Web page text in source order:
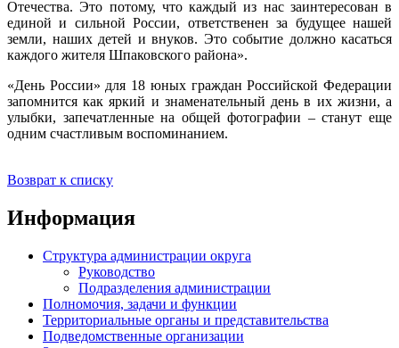
Отечества. Это потому, что каждый из нас заинтересован в
единой и сильной России, ответственен за будущее нашей
земли, наших детей и внуков. Это событие должно касаться
каждого жителя Шпаковского района».
«День России» для 18 юных граждан Российской Федерации
запомнится как яркий и знаменательный день в их жизни, а
улыбки, запечатленные на общей фотографии – станут еще
одним счастливым воспоминанием.
Возврат к списку
Информация
Структура администрации округа
Руководство
Подразделения администрации
Полномочия, задачи и функции
Территориальные органы и представительства
Подведомственные организации